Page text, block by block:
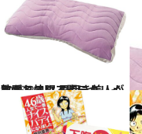
2015.2.2
熟睡している間にキレイになれる！ 早起き美人が教える快眠アイテム
ライフスタイル